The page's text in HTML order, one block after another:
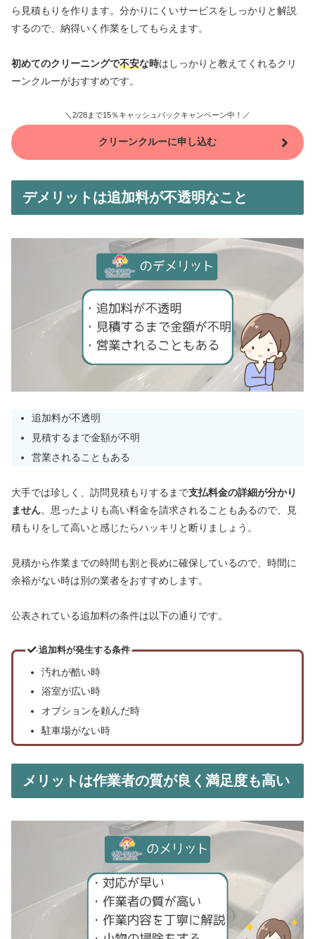
ら見積もりを作ります。分かりにくいサービスをしっかりと解説
するので、納得いく作業をしてもらえます。
初めてのクリーニングで不安な時はしっかりと教えてくれるクリ
ーンクルーがおすすめです。
＼2/28まで15％キャッシュバックキャンペーン中！／
クリーンクルーに申し込む
デメリットは追加料が不透明なこと
追加料が不透明
見積するまで金額が不明
営業されることもある
大手では珍しく、訪問見積もりするまで支払料金の詳細が分かり
ません。思ったよりも高い料金を請求されることもあるので、見
積もりをして高いと感じたらハッキリと断りましょう。
見積から作業までの時間も割と長めに確保しているので、時間に
余裕がない時は別の業者をおすすめします。
公表されている追加料の条件は以下の通りです。
追加料が発生する条件
汚れが酷い時
浴室が広い時
オプションを頼んだ時
駐車場がない時
メリットは作業者の質が良く満足度も高い